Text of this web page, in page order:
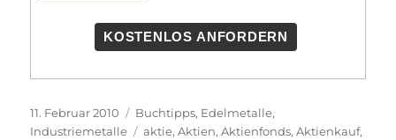
KOSTENLOS ANFORDERN
Veröffentlicht
am
11. Februar 2010 Kategorien
Buchtipps, Edelmetalle,
Industriemetalle
Schlagwörter
aktie,Aktien,Aktienfonds,Aktienkauf,